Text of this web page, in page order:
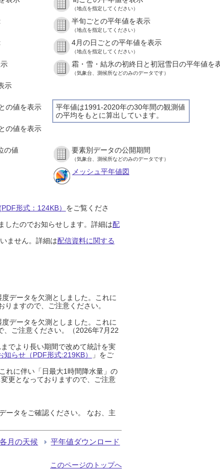
（地点を指定してください）
半旬ごとの平年値を表示
（地点を指定してください）
4月の日ごとの平年値を表示
（地点を指定してください）
霜・雪・結氷の初終日と初冠雪日の平年値を
（気象台、測候所などのみのデータです）
示
平年値は1991-2020年の30年間の観測値
の平均をもとに算出しています。
の値を表示
の値を表示
の値 要素別データの公開期間
（気象台、測候所などのみのデータです）
メッシュ平年値図
形式：124KB） をご覧くださ
したのでお知らせします。詳細は配
ません。詳細は配信資料に関する
データを欠測としました。これに
ますので、ご注意ください。
データを欠測としました。これに
、ご注意ください。（2026年7月22
でより長い期間で改めて統計を実
知らせ（PDF形式:219KB）
」をご
れに伴い「日最大1時間降水量」の
更となっておりますので、ご注意
ータをご確認ください。 なお、主
月の天候 平年値ダウンロード
このページのトップへ